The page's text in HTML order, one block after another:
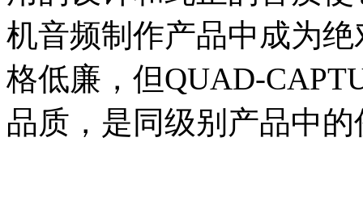
机音频制作产品中成为
格低廉，但QUAD-
品质，是同级别产品中